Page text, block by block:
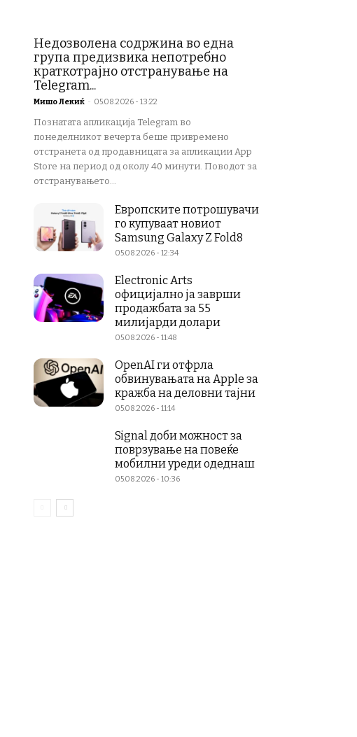
Недозволена содржина во една
група предизвика непотребно
краткотрајно отстранување на
Telegram...
Мишо Лекиќ - 05.08.2026 - 13:22
Познатата апликација Telegram во
понеделникот вечерта беше привремено
отстранета од продавницата за апликации App
Store на период од околу 40 минути. Поводот за
отстранувањето...
Европските потрошувачи
го купуваат новиот
Samsung Galaxy Z Fold8
05.08.2026 - 12:34
Electronic Arts
официјално ја заврши
продажбата за 55
милијарди долари
05.08.2026 - 11:48
OpenAI ги отфрла
обвинувањата на Apple за
кражба на деловни тајни
05.08.2026 - 11:14
Signal доби можност за
поврзување на повеќе
мобилни уреди одеднаш
05.08.2026 - 10:36